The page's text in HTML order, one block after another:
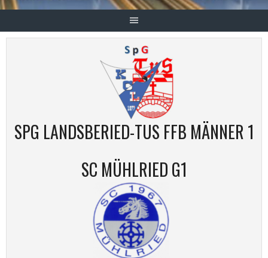
SPG LANDSBERIED-TUS FFB MÄNNER 1
SC MÜHLRIED G1